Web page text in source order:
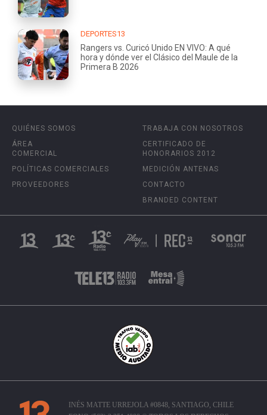
DEPORTES13
Rangers vs. Curicó Unido EN VIVO: A qué
hora y dónde ver el Clásico del Maule de la
Primera B 2026
QUIÉNES SOMOS
ÁREA
COMERCIAL
POLÍTICAS COMERCIALES
PROVEEDORES
TRABAJA CON NOSOTROS
CERTIFICADO DE
HONORARIOS 2012
MEDICIÓN ANTENAS
CONTACTO
BRANDED CONTENT
INÉS MATTE URREJOLA #0848, SANTIAGO, CHILE